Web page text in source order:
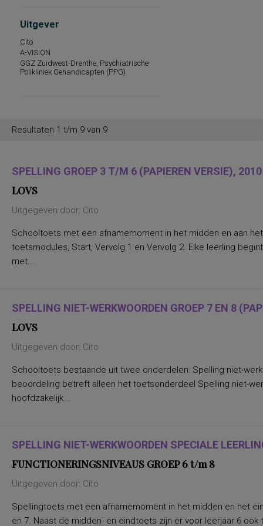
vaardigheden
persoonlijkheidstrekken
posttraumatische stress
posttraumatische stressstoornis
psychopathologie en
persoonlijkheidskenmerken
spannings- en vermijdingsaspecten van
werkwoorden
ADHD, ODD en CD
taalvaardigheid, receptief
Nederlands leesvaardigheid, Nederlands
Engels woordenschat, Rekenen/Wiskunde
en Taalverzorging
taal- en rekenvaardigheden
algemene intelligentie
leervorderingen op het gebied van taal en
(inter)persoonlijke waarden,
persoonlijkheidskenmerken
(verbale) geheugenfuncties
aandacht en concentratie bij het
aandachtstekortstoornis
aanhoudende vermoeidheid, state
aanpassing van leiderschapsstijl aan
specifieke situaties
aanpassingsmoeilijkheden, stress,
aanwezigheid, ernst, differentiëring
(amnestische-, Wernicke- Broca- en
Uitgever
Cito
A-VISION
GGZ Zuidwest-Drenthe, Psychiatrische
Polikliniek Gehandicapten (PPG)
Resultaten 1 t/m 9 van 9
SPELLING GROEP 3 T/M 6 (PAPIEREN VERSIE), 2010
LOVS
Uitgegeven door: Cito
Schooltoets met een afnamemoment in het midden en aan
toetsmodules, Start, Vervolg 1 en Vervolg 2. Elke leerling
met...
SPELLING NIET-WERKWOORDEN GROEP 7 EN 8
LOVS
Uitgegeven door: Cito
Schooltoets bestaande uit twee onderdelen: Spelling niet-
beoordeling betreft alleen het toetsonderdeel Spelling niet-
hoofdzakelijk...
SPELLING NIET-WERKWOORDEN SPECIALE
FUNCTIONERINGSNIVEAUS GROEP 6 t/m 8
Uitgegeven door: Cito
Spellingtoets met een afnamemoment in het midden en het
en 7. Naast de midden- en eindtoets zijn er voor leerjaar 6